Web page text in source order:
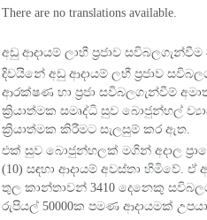
There are no translations available.
අඩු ආදායම් ලාභී ප්‍රජාව
දිවයිනේ අඩු ආදායම් ලභී ප්‍රජාව
ආරක්ෂණ හා ප්‍රජා සවිබලගැන්වීම්
ක්‍රියාත්මක සමෘද්ධි සුව බොජුන්හල්
ක්‍රියාත්මක කිරීමට සැලසුම් කර ඇත.
එක් සුව බොජුන්හලක් මගින් අදාල
(10) සඳහා ආදායම් අවස්තා හිමිවේ.
තුල කාන්තාවන් 3410 දෙනෙකු
රුපියල් 50000ක පමණ ආදායමක්